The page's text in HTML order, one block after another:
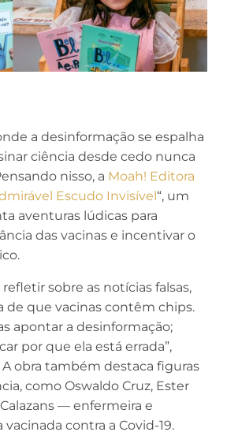
a desinformação se espalha
ciência desde cedo nunca
nisso, a Moah! Editora
Escudo Invisível“, um
aventuras lúdicas para
das vacinas e incentivar o
sobre as notícias falsas,
de que vacinas contêm chips.
apontar a desinformação;
por que ela está errada”,
A obra também destaca figuras
como Oswaldo Cruz, Ester
— enfermeira e
vacinada contra a Covid-19.